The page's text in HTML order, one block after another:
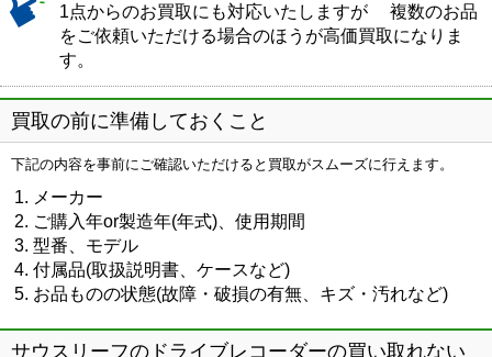
1点からのお買取にも対応いたしますが 複数のお品
をご依頼いただける場合のほうが高価買取になりま
す。
買取の前に準備しておくこと
下記の内容を事前にご確認いただけると買取がスムーズに行えます。
メーカー
ご購入年or製造年(年式)、使用期間
型番、モデル
付属品(取扱説明書、ケースなど)
お品ものの状態(故障・破損の有無、キズ・汚れなど)
サウスリーフのドライブレコーダーの買い取れない